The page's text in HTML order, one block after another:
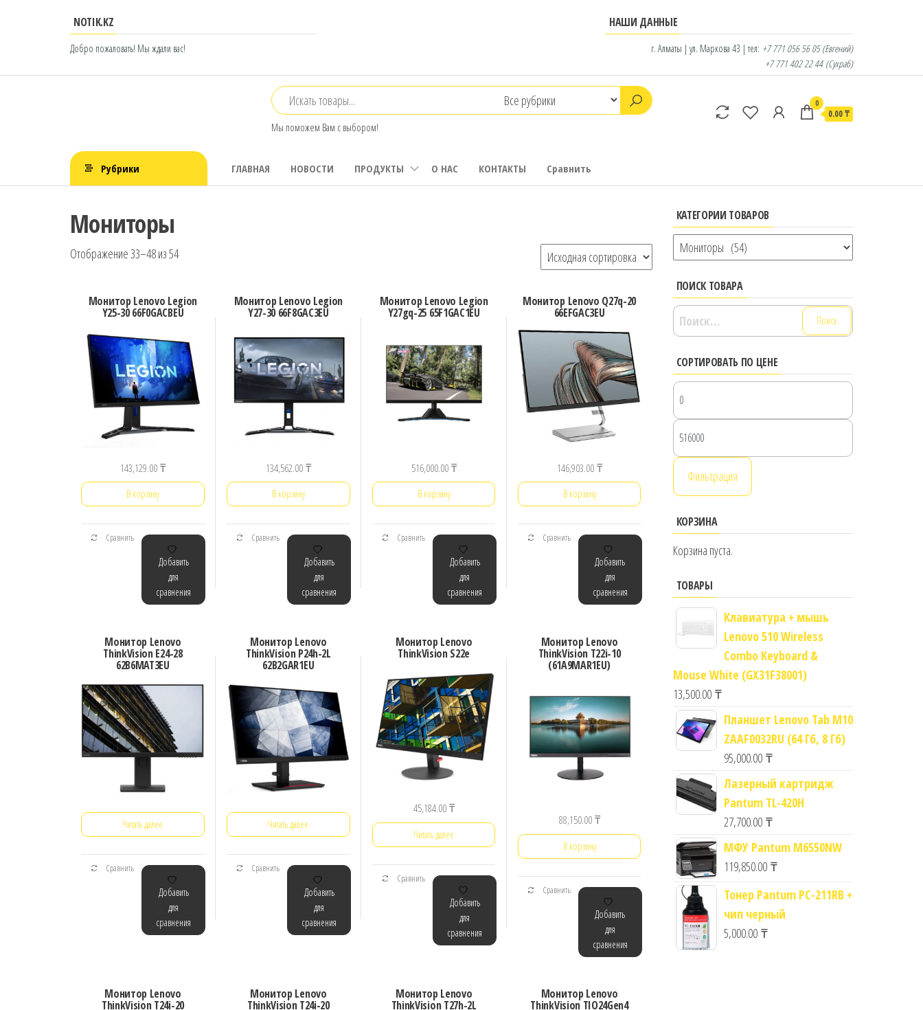
NOTIK.KZ
Добро пожаловать! Мы ждали вас!
НАШИ ДАННЫЕ
г. Алматы | ул. Маркова 43 | тел: +7 771 056 56 05(Евгений)
+7 771 402 22 44(Сухраб)
магазин
Lenovo
Мы поможем Вам с выбором!
0
0.00 ₸
Рубрики ГЛАВНАЯ НОВОСТИ ПРОДУКТЫ О НАС КОНТАКТЫ Сравнить
Мониторы
Отображение 33–48 из 54
Монитор Lenovo Legion
Y25-30 66F0GACBEU
143,129.00₸
В корзину
Сравнить
Добавить
для
сравнения
Монитор Lenovo Legion
Y27-30 66F8GAC3EU
134,562.00₸
В корзину
Сравнить
Добавить
для
сравнения
Монитор Lenovo Legion
Y27gq-25 65F1GAC1EU
516,000.00₸
В корзину
Сравнить
Добавить
для
сравнения
Монитор Lenovo Q27q-20
66EFGAC3EU
146,903.00₸
В корзину
Сравнить
Добавить
для
сравнения
Монитор Lenovo
ThinkVision E24-28
62B6MAT3EU
Читать далее
Сравнить
Добавить
для
сравнения
Монитор Lenovo
ThinkVision P24h-2L
62B2GAR1EU
Читать далее
Сравнить
Добавить
для
сравнения
Монитор Lenovo
ThinkVision S22e
45,184.00₸
Читать далее
Сравнить
Добавить
для
сравнения
Монитор Lenovo
ThinkVision T22i-10
(61A9MAR1EU)
88,150.00₸
В корзину
Сравнить
Добавить
для
сравнения
Монитор Lenovo
ThinkVision T24i-20
Монитор Lenovo
ThinkVision T24i-20
Монитор Lenovo
ThinkVision T27h-2L
Монитор Lenovo
ThinkVision TIO24Gen4
КАТЕГОРИИ ТОВАРОВ
ПОИСК ТОВАРА
Найти:
СОРТИРОВАТЬ ПО ЦЕНЕ
цена
цена
Фильтрация
КОРЗИНА
Корзина пуста.
ТОВАРЫ
Клавиатура + мышь
Lenovo 510 Wireless
Combo Keyboard &
Mouse White (GX31F38001)
13,500.00 ₸
Планшет Lenovo Tab M10
ZAAF0032RU (64 Гб, 8 Гб)
95,000.00 ₸
Лазерный картридж
Pantum TL-420H
27,700.00 ₸
МФУ Pantum M6550NW
119,850.00 ₸
Тонер Pantum PC-211RB +
чип черный
5,000.00 ₸